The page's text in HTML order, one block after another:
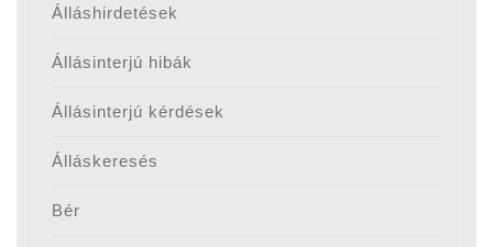
Álláshirdetések
Állásinterjú hibák
Állásinterjú kérdések
Álláskeresés
Bér